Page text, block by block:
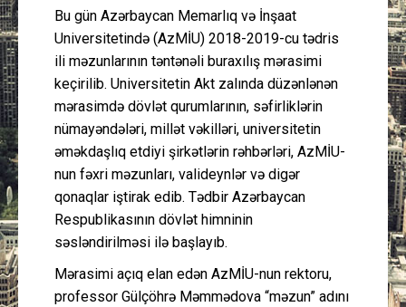
Layihə
Gündəm
Cəmiyyət
Peşə etikası
Əlaqə
Bu gün Azərbaycan Memarlıq və İnşaat
Universitetində (AzMİU) 2018-2019-cu tədris
ili məzunlarının təntənəli buraxılış mərasimi
keçirilib. Universitetin Akt zalında düzənlənən
mərasimdə dövlət qurumlarının, səfirliklərin
nümayəndələri, millət vəkilləri, universitetin
əməkdaşlıq etdiyi şirkətlərin rəhbərləri, AzMİU-
nun fəxri məzunları, valideynlər və digər
qonaqlar iştirak edib. Tədbir Azərbaycan
Respublikasının dövlət himninin
səsləndirilməsi ilə başlayıb.
Mərasimi açıq elan edən AzMİU-nun rektoru,
professor Gülçöhrə Məmmədova “məzun” adını